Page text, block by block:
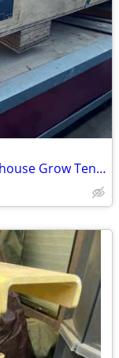
TMG Industrial 12’ x 20’ Tunnel Greenhouse Grow Tent – Heavy‑Duty Steel